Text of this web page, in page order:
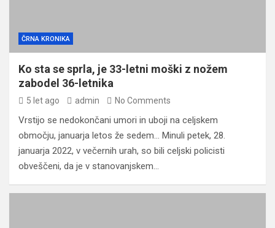
ČRNA KRONIKA
Ko sta se sprla, je 33-letni moški z nožem
zabodel 36-letnika
5 let ago admin No Comments
Vrstijo se nedokončani umori in uboji na celjskem
območju, januarja letos že sedem… Minuli petek, 28.
januarja 2022, v večernih urah, so bili celjski policisti
obveščeni, da je v stanovanjskem…